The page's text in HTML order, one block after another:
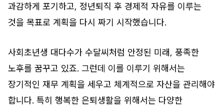
과감하게 포기하고, 정년퇴직 후 경제적 자유를 이루는
것을 목표로 계획을 다시 짜기 시작했습니다.
사회초년생 대다수가 수달씨처럼 안정된 미래, 풍족한
노후를 꿈꾸고 있죠. 그런데 이를 이루기 위해서는
장기적인 재무 계획을 세우고 체계적으로 자산을 관리해야
합니다. 특히 행복한 은퇴생활을 위해서는 다양한